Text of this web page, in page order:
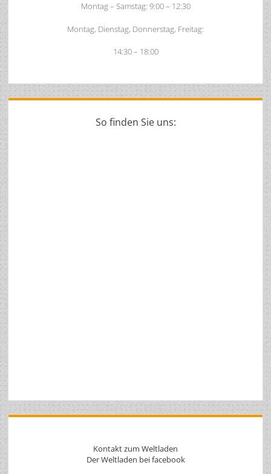
Montag – Samstag: 9:00 – 12:30
Montag, Dienstag, Donnerstag, Freitag:
14:30 – 18:00
So finden Sie uns:
Kontakt zum Weltladen
Der Weltladen bei facebook